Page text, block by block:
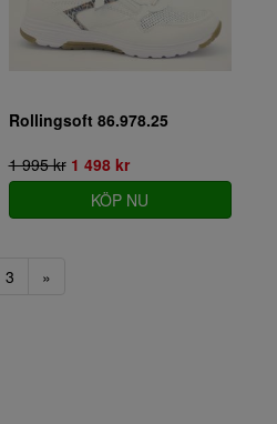
Rollingsoft 86.978.25
1 995 kr 1 498 kr
KÖP NU
3 »